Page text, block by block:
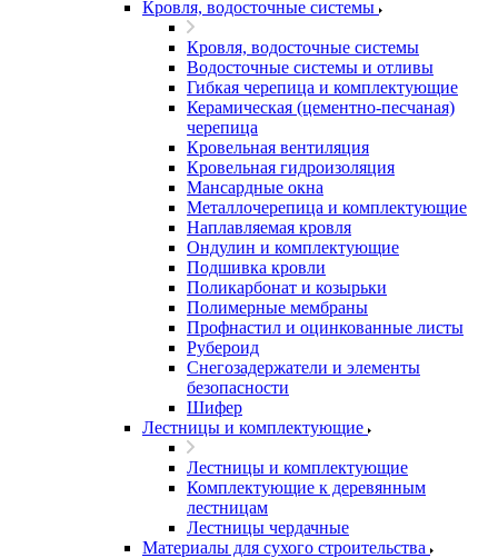
Кровля, водосточные системы
Кровля, водосточные системы
Водосточные системы и отливы
Гибкая черепица и комплектующие
Керамическая (цементно-песчаная)
черепица
Кровельная вентиляция
Кровельная гидроизоляция
Мансардные окна
Металлочерепица и комплектующие
Наплавляемая кровля
Ондулин и комплектующие
Подшивка кровли
Поликарбонат и козырьки
Полимерные мембраны
Профнастил и оцинкованные листы
Рубероид
Снегозадержатели и элементы
безопасности
Шифер
Лестницы и комплектующие
Лестницы и комплектующие
Комплектующие к деревянным
лестницам
Лестницы чердачные
Материалы для сухого строительства